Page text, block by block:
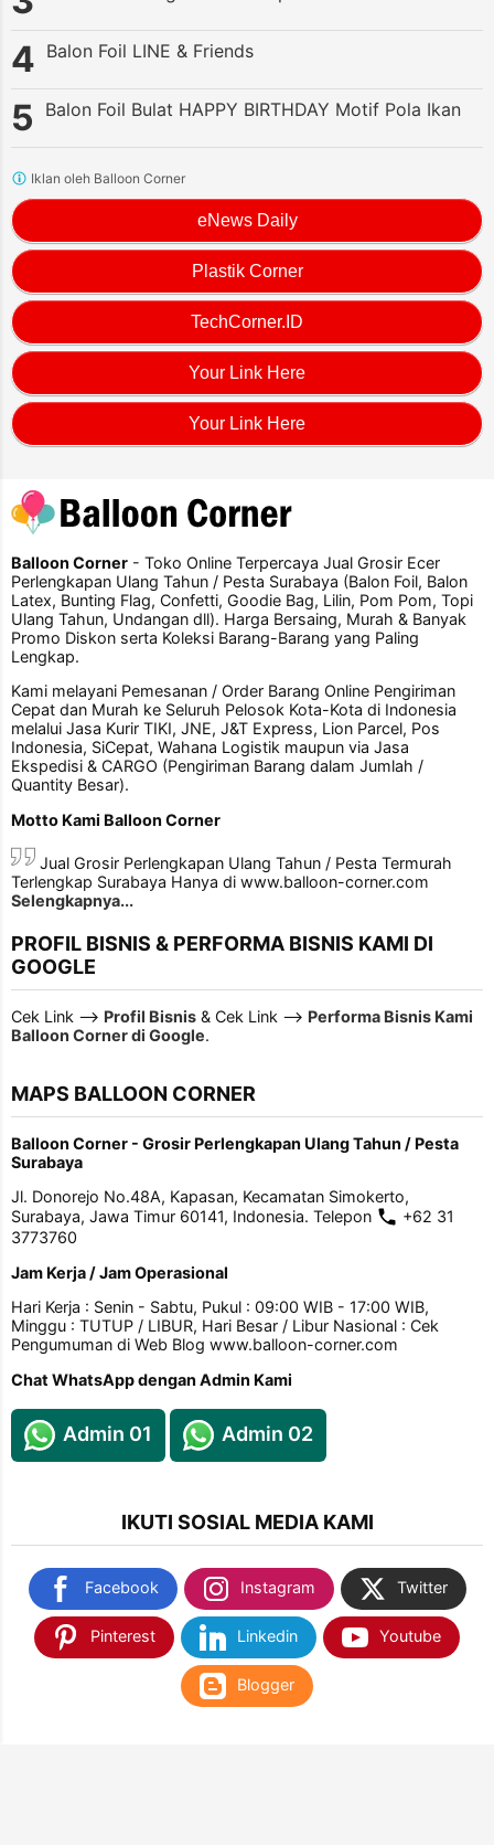
Balon Foil LINE & Friends
Balon Foil Bulat HAPPY BIRTHDAY Motif Pola Ikan
eNews Daily
Plastik Corner
TechCorner.ID
Your Link Here
Your Link Here
Iklan oleh Balloon Corner
Balloon Corner - Toko Online Terpercaya Jual Grosir Ecer
Perlengkapan Ulang Tahun / Pesta Surabaya (Balon Foil, Balon
Latex, Bunting Flag, Confetti, Goodie Bag, Lilin, Pom Pom, Topi
Ulang Tahun, Undangan dll). Harga Bersaing, Murah & Banyak
Promo Diskon serta Koleksi Barang-Barang yang Paling
Lengkap.
Kami melayani Pemesanan / Order Barang Online Pengiriman
Cepat dan Murah ke Seluruh Pelosok Kota-Kota di Indonesia
melalui Jasa Kurir TIKI, JNE, J&T Express, Lion Parcel, Pos
Indonesia, SiCepat, Wahana Logistik maupun via Jasa
Ekspedisi & CARGO (Pengiriman Barang dalam Jumlah /
Quantity Besar).
Motto Kami Balloon Corner
Jual Grosir Perlengkapan Ulang Tahun / Pesta Termurah
Terlengkap Surabaya Hanya di www.balloon-corner.com
Selengkapnya...
PROFIL BISNIS & PERFORMA BISNIS KAMI DI
GOOGLE
Cek Link --> Profil Bisnis & Cek Link --> Performa Bisnis Kami
Balloon Corner di Google.
MAPS BALLOON CORNER
Balloon Corner - Grosir Perlengkapan Ulang Tahun / Pesta
Surabaya
Jl. Donorejo No.48A, Kapasan, Kecamatan Simokerto,
Surabaya, Jawa Timur 60141, Indonesia. Telepon
+62 31
3773760
Jam Kerja / Jam Operasional
Hari Kerja : Senin - Sabtu, Pukul : 09:00 WIB - 17:00 WIB,
Minggu : TUTUP / LIBUR, Hari Besar / Libur Nasional : Cek
Pengumuman di Web Blog www.balloon-corner.com
Chat WhatsApp dengan Admin Kami
Admin 01 Admin 02
IKUTI SOSIAL MEDIA KAMI
Facebook Instagram Twitter
Pinterest Linkedin Youtube
Blogger